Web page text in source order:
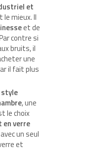
et
le mieux. Il
et de
contre si
bruits, il
une
il fait plus
style
, une
le choix
en verre
un seul
et